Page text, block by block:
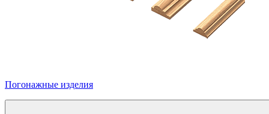
Погонажные изделия